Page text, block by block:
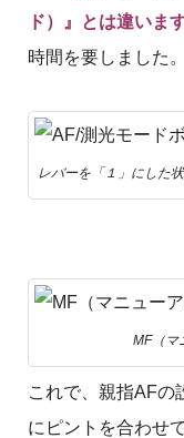
ド）』とは違います
時間を要しました
レバーを「１」にした
MF（マ
これで、親指AFの
にピントを合わせ